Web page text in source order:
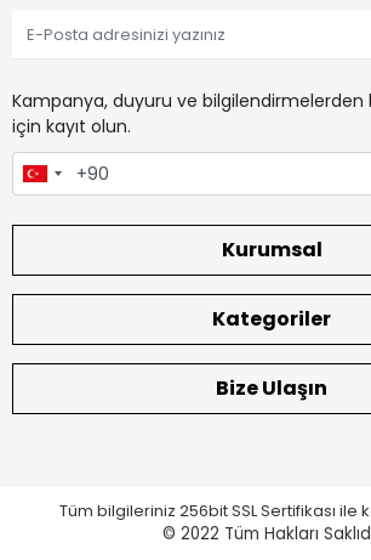
Kampanya, duyuru ve
için kayıt olun.
Kurumsal
Kategoriler
Bize Ulaşın
Tüm bilgileriniz 256bit SSL Sertifikası ile
© 2022 Tüm Hakları